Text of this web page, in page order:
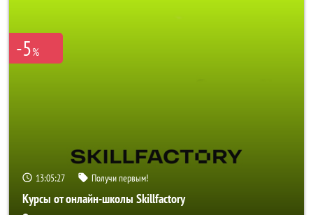
-5%
13:05:25 Получи первым!
Курсы от онлайн-школы Skillfactory